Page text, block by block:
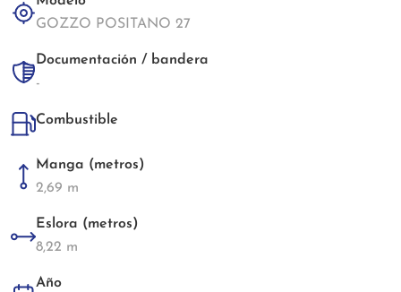
GOZZO POSITANO 27
Documentación / bandera
-
Combustible
Manga (metros)
2,69 m
Eslora (metros)
8,22 m
Año